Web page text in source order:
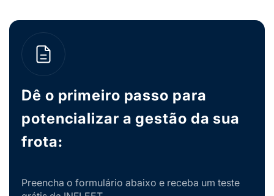
Dê o primeiro passo para
potencializar a gestão da sua
frota:
Preencha o formulário abaixo e receba um teste